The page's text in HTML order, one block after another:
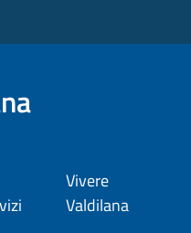
Vivere
Valdilana